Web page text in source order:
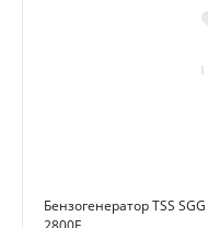
Бензогенератор TSS SGG